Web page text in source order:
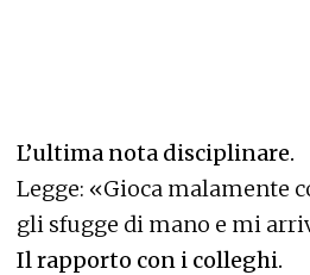
L’ultima nota disciplinare.
Legge: «Gioca malamente
gli sfugge di mano e mi
Il rapporto con i colleghi.